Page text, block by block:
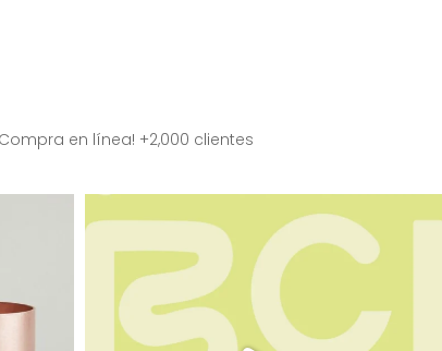
en línea! +2,000 clientes